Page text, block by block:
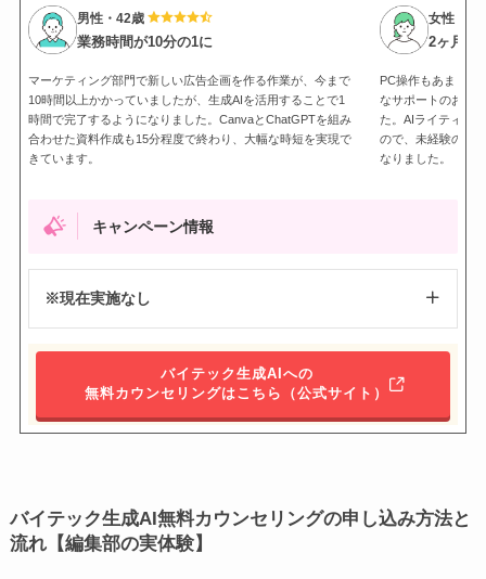
男性・42歳
業務時間が10分の1に
マーケティング部門で新しい広告企画を作る作業が、今まで
10時間以上かかっていましたが、生成AIを活用することで1
時間で完了するようになりました。CanvaとChatGPTを組み
合わせた資料作成も15分程度で終わり、大幅な時短を実現で
きています。
女性・28
2ヶ月で
PC操作もあまり得
なサポートのおか
た。AIライティン
ので、未経験の私
なりました。
キャンペーン情報
※現在実施なし
バイテック生成AIへの
無料カウンセリングはこちら（公式サイト）
バイテック生成AI無料カウンセリングの申し込み方法と
流れ【編集部の実体験】